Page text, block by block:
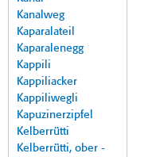
Kanalweg
Kaparalateil
Kaparalenegg
Kappili
Kappiliacker
Kappiliwegli
Kapuzinerzipfel
Kelberrütti
Kelberrütti, ober -